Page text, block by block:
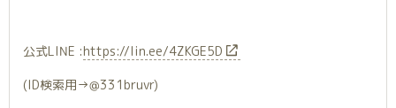
公式LINE :https://lin.ee/4ZKGE5D
(ID検索用→@331bruvr)